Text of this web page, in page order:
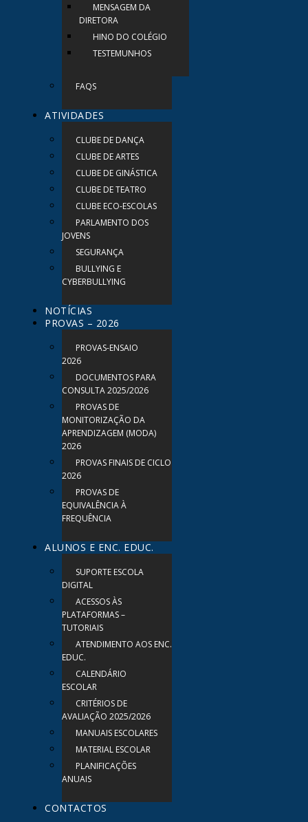
MENSAGEM DA
DIRETORA
HINO DO COLÉGIO
TESTEMUNHOS
FAQS
ATIVIDADES
CLUBE DE DANÇA
CLUBE DE ARTES
CLUBE DE GINÁSTICA
CLUBE DE TEATRO
CLUBE ECO-ESCOLAS
PARLAMENTO DOS
JOVENS
SEGURANÇA
BULLYING E
CYBERBULLYING
NOTÍCIAS
PROVAS – 2026
PROVAS-ENSAIO
2026
DOCUMENTOS PARA
CONSULTA 2025/2026
PROVAS DE
MONITORIZAÇÃO DA
APRENDIZAGEM (MODA)
2026
PROVAS FINAIS DE CICLO
2026
PROVAS DE
EQUIVALÊNCIA À
FREQUÊNCIA
ALUNOS E ENC. EDUC.
SUPORTE ESCOLA
DIGITAL
ACESSOS ÀS
PLATAFORMAS –
TUTORIAIS
ATENDIMENTO AOS ENC.
EDUC.
CALENDÁRIO
ESCOLAR
CRITÉRIOS DE
AVALIAÇÃO 2025/2026
MANUAIS ESCOLARES
MATERIAL ESCOLAR
PLANIFICAÇÕES
ANUAIS
CONTACTOS